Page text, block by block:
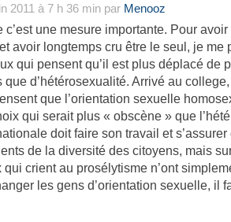
2011 à 7 h 36 min par Menooz
c’est une mesure importante. Pour
avoir longtemps cru être le seul, je me
qui pensent qu’il est plus déplacé de
que d’hétérosexualité. Arrivé au
que l’orientation sexuelle
qui serait plus « obscène » que
doit faire son travail et
de la diversité des citoyens, mais
crient au prosélytisme n’ont
les gens d’orientation sexuelle, il